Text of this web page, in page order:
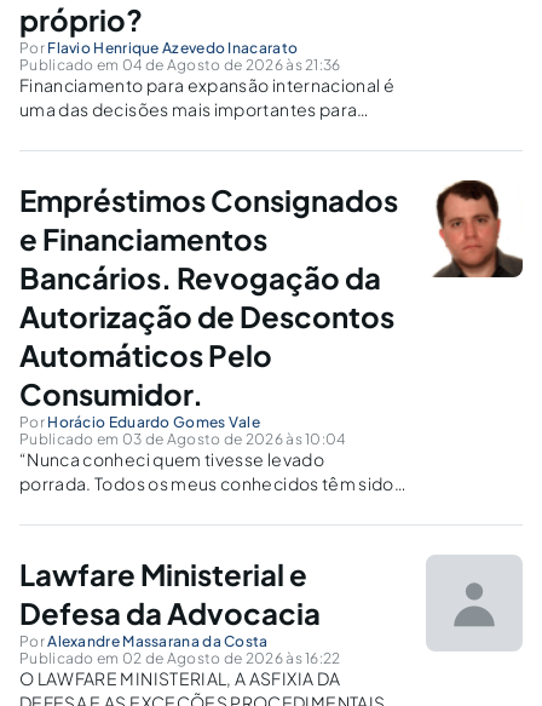
próprio?
Por Flavio Henrique Azevedo Inacarato
Publicado em 04 de Agosto de 2026 às 21:36
Financiamento para expansão internacional é
uma das decisões mais importantes para
Brasil. Abrir uma operação em outro país exige
tecnologia, marketing, desenvolvimento
comercial e adequação regulatória. A questão
que...
Empréstimos Consignados
e Financiamentos
Bancários. Revogação da
Autorização de Descontos
Automáticos Pelo
Consumidor.
Por Horácio Eduardo Gomes Vale
Publicado em 03 de Agosto de 2026 às 10:04
“Nunca conheci quem tivesse levado
porrada. Todos os meus conhecidos têm sido
1935) “Sinto que hoje novamente
no ar palavras obscuras E o meu desejo canta -
-- por isso marco Nos meus sentidos a
imagem desta...
Lawfare Ministerial e
Defesa da Advocacia
PorAlexandre Massarana da Costa
Publicado em 02 de Agosto de 2026 às 16:22
O LAWFARE MINISTERIAL, A ASFIXIA DA